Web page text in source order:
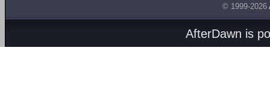
© 1999-2026
AfterDawn is